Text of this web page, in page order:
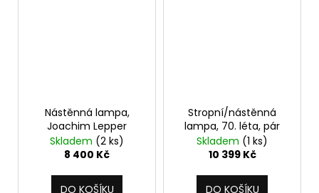
Nástěnná lampa,
Joachim Lepper
Skladem (2 ks)
8 400 Kč
DO KOŠÍKU
Stropní/nástěnná
lampa, 70. léta, pár
Skladem (1 ks)
10 399 Kč
DO KOŠÍKU